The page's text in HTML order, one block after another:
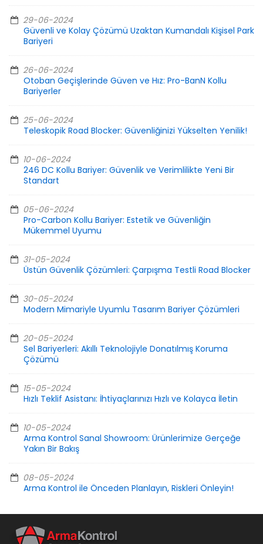
29-06-2024
Güvenli ve Kolay Çözümü Uzaktan Kumandalı Kişisel Park
Bariyeri
26-06-2024
Otoban Geçişlerinde Güven ve Hız: Pro-BanN Kollu
Bariyerler
25-06-2024
Teleskopik Road Blocker: Güvenliğinizi Yükselten Yenilik!
10-06-2024
246 DC Kollu Bariyer: Güvenlik ve Verimlilikte Yeni Bir
Standart
05-06-2024
Pro-Carbon Kollu Bariyer: Estetik ve Güvenliğin
Mükemmel Uyumu
31-05-2024
Üstün Güvenlik Çözümleri: Çarpışma Testli Road Blocker
30-05-2024
Modern Mimariyle Uyumlu Tasarım Bariyer Çözümleri
20-05-2024
Sel Bariyerleri: Akıllı Teknolojiyle Donatılmış Koruma
Çözümü
15-05-2024
Hızlı Teklif Asistanı: İhtiyaçlarınızı Hızlı ve Kolayca İletin
10-05-2024
Arma Kontrol Sanal Showroom: Ürünlerimize Gerçeğe
Yakın Bir Bakış
08-05-2024
Arma Kontrol ile Önceden Planlayın, Riskleri Önleyin!